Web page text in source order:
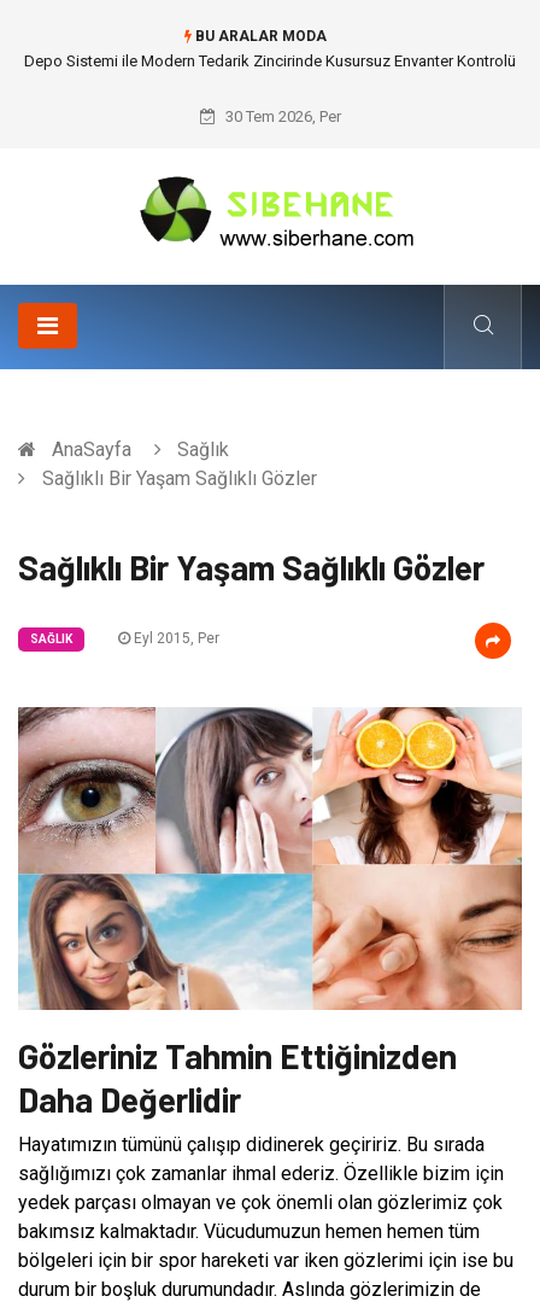
BU ARALAR MODA
Depo Sistemi ile Modern Tedarik Zincirinde Kusursuz Envanter Kontrolü
30 Tem 2026, Per
AnaSayfa
Sağlık
Sağlıklı Bir Yaşam Sağlıklı Gözler
Sağlıklı Bir Yaşam Sağlıklı Gözler
SAĞLIK Eyl 2015, Per
Gözleriniz Tahmin Ettiğinizden
Daha Değerlidir
Hayatımızın tümünü çalışıp didinerek geçiririz. Bu sırada
sağlığımızı çok zamanlar ihmal ederiz. Özellikle bizim için
yedek parçası olmayan ve çok önemli olan gözlerimiz çok
bakımsız kalmaktadır. Vücudumuzun hemen hemen tüm
bölgeleri için bir spor hareketi var iken gözlerimi için ise bu
durum bir boşluk durumundadır. Aslında gözlerimizin de